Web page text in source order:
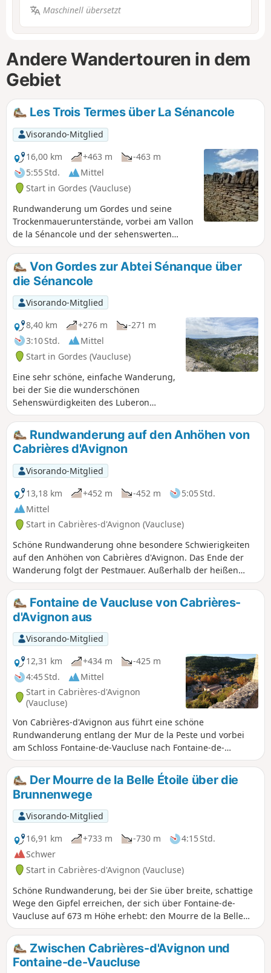
Maschinell übersetzt
Andere Wandertouren in dem
Gebiet
Les Trois Termes über La Sénancole
Visorando-Mitglied
16,00 km
+463 m
-463 m
5:55 Std.
Mittel
Start in Gordes (Vaucluse)
Rundwanderung um Gordes und seine
Trockenmauerunterstände, vorbei am Vallon
de la Sénancole und der sehenswerten
Abbaye de Sénanque.
Von Gordes zur Abtei Sénanque über
die Sénancole
Visorando-Mitglied
8,40 km
+276 m
-271 m
3:10 Std.
Mittel
Start in Gordes (Vaucluse)
Eine sehr schöne, einfache Wanderung,
bei der Sie die wunderschönen
Sehenswürdigkeiten des Luberon
entdecken können, darunter das Dorf
Gordes, das Dorf Les Bories und die
Abtei Sénanque.
Rundwanderung auf den Anhöhen von
Cabrières d'Avignon
Visorando-Mitglied
13,18 km
+452 m -452 m
5:05 Std.
Mittel
Start in Cabrières-d'Avignon (Vaucluse)
Schöne Rundwanderung ohne besondere Schwierigkeiten
auf den Anhöhen von Cabrières d'Avignon. Das Ende der
Wanderung folgt der Pestmauer. Außerhalb der heißen
Jahreszeit zu bevorzugen, da es nur wenige schattige
Bereiche gibt.
Fontaine de Vaucluse von Cabrières-
d'Avignon aus
Visorando-Mitglied
12,31 km
+434 m
-425 m
4:45 Std.
Mittel
Start in Cabrières-d'Avignon
(Vaucluse)
Von Cabrières-d'Avignon aus führt eine schöne
Rundwanderung entlang der Mur de la Peste und vorbei
am Schloss Fontaine-de-Vaucluse nach Fontaine-de-
Vaucluse.
Der Mourre de la Belle Étoile über die
Brunnenwege
Visorando-Mitglied
16,91 km
+733 m -730 m
4:15 Std.
Schwer
Start in Cabrières-d'Avignon (Vaucluse)
Schöne Rundwanderung, bei der Sie über breite, schattige
Wege den Gipfel erreichen, der sich über Fontaine-de-
Vaucluse auf 673 m Höhe erhebt: den Mourre de la Belle
Étoile. Der Rückweg kann mit zwei weiteren Wanderungen
kombiniert werden, je nachdem, ob Sie möglichst direkt
zurückkehren oder weiterhin die historischen Schätze der
Region erkunden möchten.
Zwischen Cabrières-d'Avignon und
Fontaine-de-Vaucluse